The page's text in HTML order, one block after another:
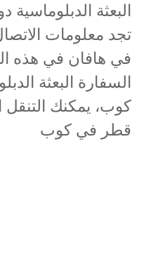
البعثة
تجد معلومات
في هافان في هذه
السفارة البعثة
كوب، يمكنك
قطر في كوب